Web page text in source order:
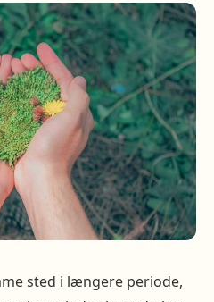
sted i længere periode,